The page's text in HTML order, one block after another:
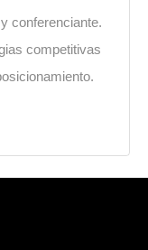
conferenciante.
competitivas